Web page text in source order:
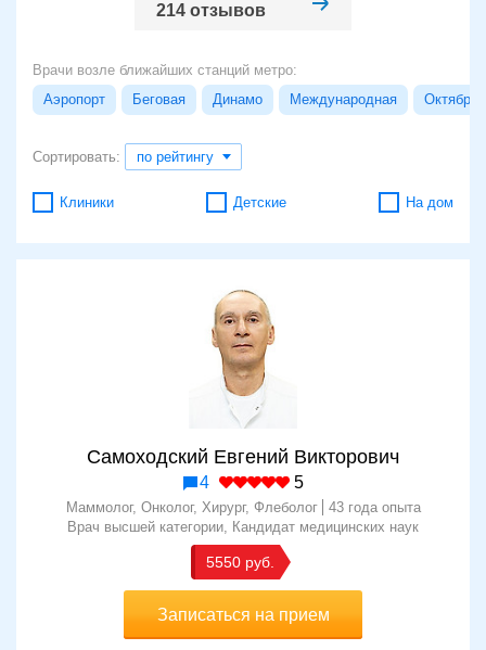
214 отзывов
Врачи возле ближайших станций метро:
Аэропорт
Беговая Динамо Международная
Сортировать: по рейтингу
Клиники Детские На дом
Самоходский Евгений Викторович
4 5
Маммолог, Онколог, Хирург, Флеболог
43 года опыта
Врач высшей категории
Кандидат медицинских наук
5550
Записаться на прием